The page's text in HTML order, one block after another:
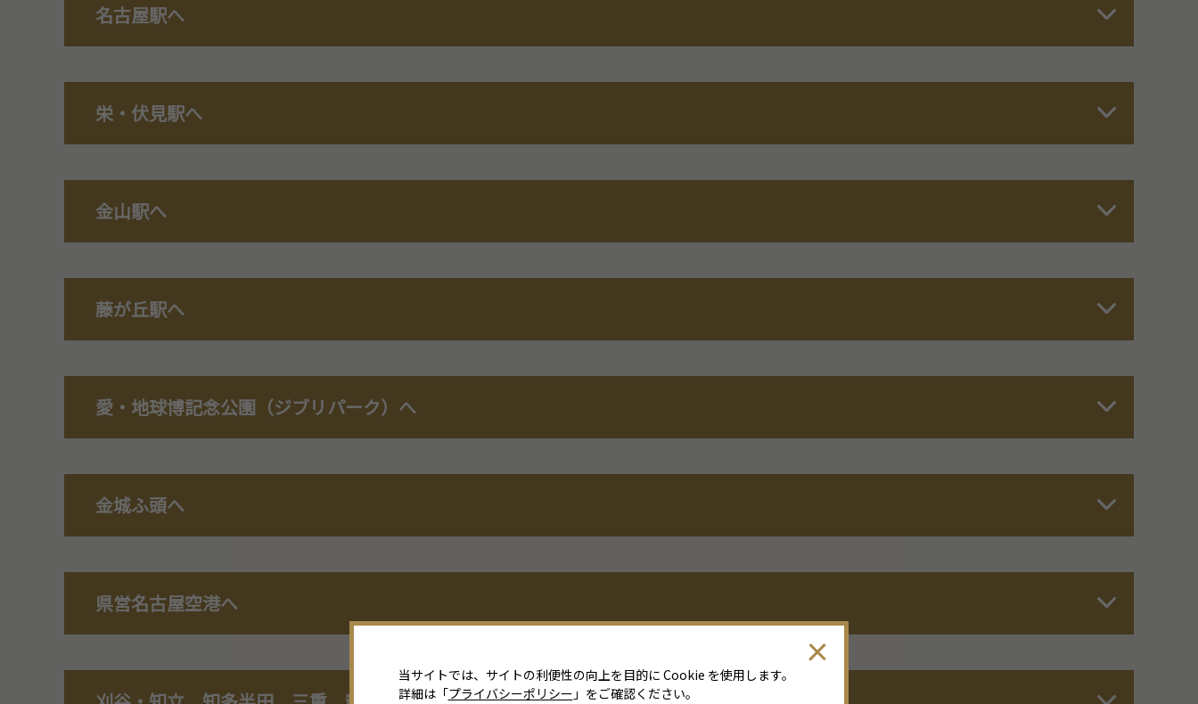
名古屋駅へ
栄・伏見駅へ
金山駅へ
藤が丘駅へ
愛・地球博記念公園（ジブリパーク）へ
金城ふ頭へ
県営名古屋空港へ
当サイトでは、サイトの利便性の向上を目的に Cookie を使用します。
詳細は「プライバシーポリシー 」をご確認ください。